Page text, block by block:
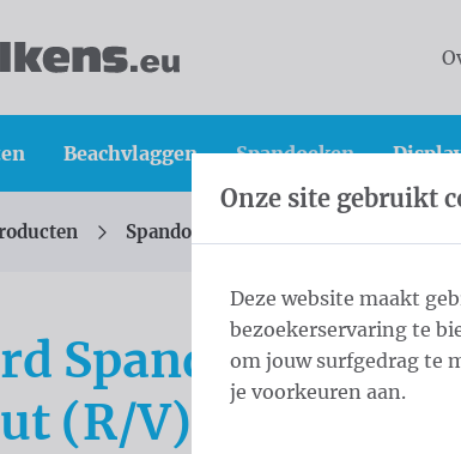
Beachvlaggen Spandoeken
Spandoeken
Spandoek
(R/V) rings every
Onze site gebruikt
Deze website maakt
bezoekerservaring te
om jouw surfgedrag te
je voorkeuren aan.